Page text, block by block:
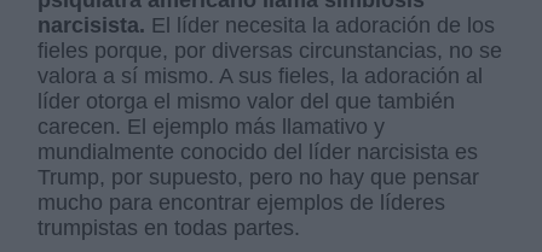
narcisista. El líder necesita la adoración de los
fieles porque, por diversas circunstancias, no se
valora a sí mismo. A sus fieles, la adoración al
líder otorga el mismo valor del que también
carecen. El ejemplo más llamativo y
mundialmente conocido del líder narcisista es
Trump, por supuesto, pero no hay que pensar
mucho para encontrar ejemplos de líderes
trumpistas en todas partes.